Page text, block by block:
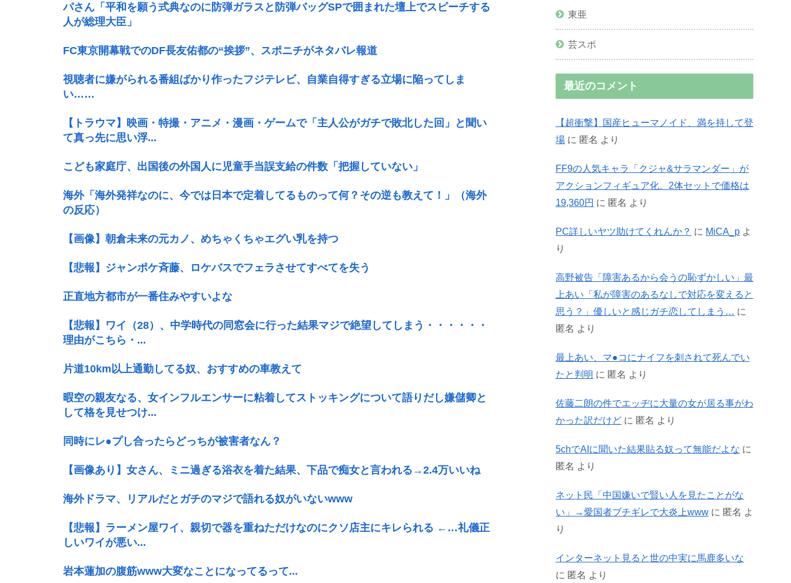
パさん「平和を願う式典なのに防弾ガラスと防弾バッグSPで囲まれた壇上でスピーチする
人が総理大臣」
FC東京開幕戦でのDF長友佑都の“挨拶”、スポニチがネタバレ報道
視聴者に嫌がられる番組ばかり作ったフジテレビ、自業自得すぎる立場に陥ってしま
い……
【トラウマ】映画・特撮・アニメ・漫画・ゲームで「主人公がガチで敗北した回」と聞い
て真っ先に思い浮...
こども家庭庁、出国後の外国人に児童手当誤支給の件数「把握していない」
海外「海外発祥なのに、今では日本で定着してるものって何？その逆も教えて！」（海外
の反応）
【画像】朝倉未来の元カノ、めちゃくちゃエグい乳を持つ
【悲報】ジャンポケ斉藤、ロケバスでフェラさせてすべてを失う
正直地方都市が一番住みやすいよな
【悲報】ワイ（28）、中学時代の同窓会に行った結果マジで絶望してしまう・・・・・・
理由がこちら・...
片道10km以上通勤してる奴、おすすめの車教えて
暇空の親友なる、女インフルエンサーに粘着してストッキングについて語りだし嫌儲卿と
して格を見せつけ...
同時にレ●プし合ったらどっちが被害者なん？
【画像あり】女さん、ミニ過ぎる浴衣を着た結果、下品で痴女と言われる→2.4万いいね
海外ドラマ、リアルだとガチのマジで語れる奴がいないwww
【悲報】ラーメン屋ワイ、親切で器を重ねただけなのにクソ店主にキレられる ←…礼儀正
しいワイが悪い...
岩本蓮加の腹筋www大変なことになってるって...
東亜
芸スポ
最近のコメント
【超衝撃】国産ヒューマノイド、満を持して登
場 に 匿名 より
FF9の人気キャラ「クジャ&サラマンダー」が
アクションフィギュア化。2体セットで価格は
19,360円 に 匿名 より
PC詳しいヤツ助けてくれんか？ に MiCA_p よ
り
高野被告「障害あるから会うの恥ずかしい」最
上あい「私が障害のあるなしで対応を変えると
思う？」優しいと感じガチ恋してしまう…
に
匿名 より
最上あい、マ●コにナイフを刺されて死んでい
たと判明 に 匿名 より
佐藤二朗の件でエッヂに大量の女が居る事がわ
かった訳だけど に 匿名 より
5chでAIに聞いた結果貼る奴って無能だよな に
匿名 より
ネット民「中国嫌いで賢い人を見たことがな
い」→愛国者ブチギレで大炎上www に 匿名 よ
り
インターネット見ると世の中実に馬鹿多いな
に 匿名 より